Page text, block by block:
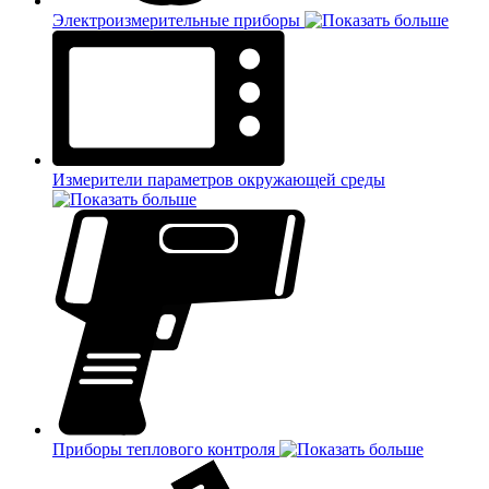
Электроизмерительные приборы
Измерители параметров окружающей среды
Приборы теплового контроля